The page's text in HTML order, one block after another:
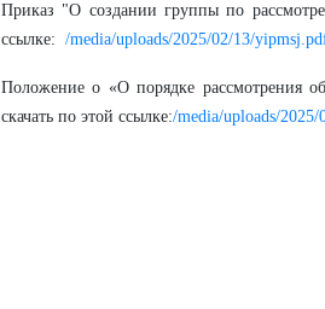
Приказ "О создании группы по
ссылке: /media/uploads/2025/02/13/
Положение о «О порядке рассмотрения
скачать по этой ссылке:/media/uploads/